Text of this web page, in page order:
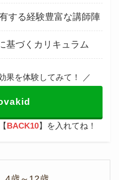
する経験豊富な講師陣
基づくカリキュラム
果を体験してみて！ ／
BACK10】を入れてね！